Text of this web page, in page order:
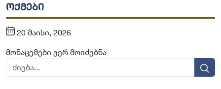
ოქმები
20 მაისი, 2026
მონაცემები ვერ მოიძებნა